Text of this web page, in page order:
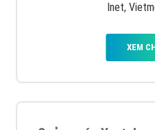
Inet,
XEM